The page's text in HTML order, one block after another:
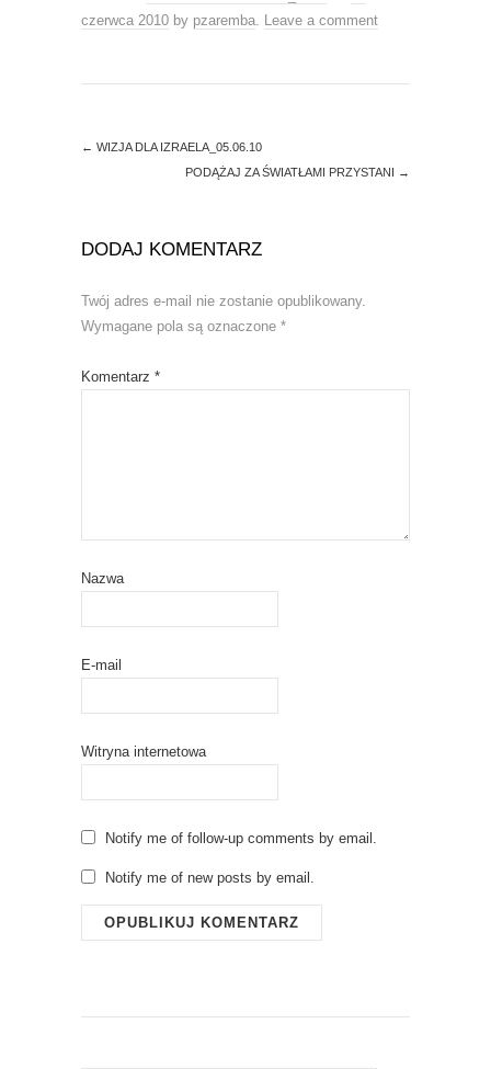
w
i
w
e
w
w
o
czerwca 2010 by pzaremba. Leave a comment
← WIZJA DLA IZRAELA_05.06.10
PODĄŻAJ ZA ŚWIATŁAMI PRZYSTANI →
DODAJ KOMENTARZ
Twój adres e-mail nie zostanie opublikowany.
Wymagane pola są oznaczone *
Komentarz *
Nazwa
E-mail
Witryna internetowa
Notify me of follow-up comments by email.
Notify me of new posts by email.